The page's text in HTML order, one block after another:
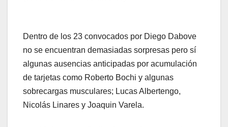
Dentro de los 23 convocados por Diego Dabove
no se encuentran demasiadas sorpresas pero sí
algunas ausencias anticipadas por acumulación
de tarjetas como Roberto Bochi y algunas
sobrecargas musculares; Lucas Albertengo,
Nicolás Linares y Joaquin Varela.